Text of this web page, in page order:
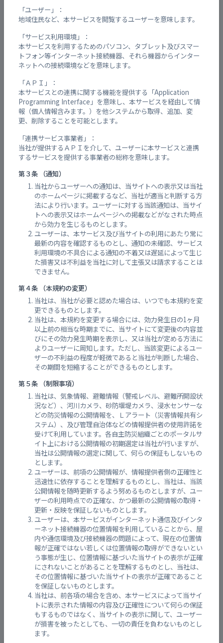
「ユーザー」：
地域住民など、本サービスを閲覧するユーザーを意味します。
「サービス利用環境」：
本サービスを利用するためのパソコン、タブレット及びスマー
トフォン等インターネット接続機器、それら機器からインター
ネットへの接続環境などを意味します。
「ＡＰＩ」：
本サービスとの連携に関する機能を提供する「Application
Programming Interface」を意味し、本サービスを経由して情
報（個人情報含みます。）を他システムから取得、追加、変
更、削除することを可能とします。
「連携サービス事業者」：
当社が提供するＡＰＩを介して、ユーザーに本サービスと連携
するサービスを提供する事業者の総称を意味します。
第３条 （通知）
当社からユーザーへの通知は、当サイトへの表示又は当社
のホームページに掲載するなど、当社が適当と判断する方
法により行います。ユーザーに対する当該通知は、当サイ
トへの表示又はホームページへの掲載などがなされた時点
から効力を生じるものとします。
ユーザーは、本サービス及び当サイトの利用にあたり常に
最新の内容を確認するものとし、通知の未確認、サービス
利用環境の不具合による通知の不着又は遅延によって生じ
た損害又は不利益を当社に対して主張又は請求することは
できません。
第４条 （本規約の変更）
当社は、当社が必要と認めた場合は、いつでも本規約を変
更できるものとします。
当社は、本規約を変更する場合には、効力発生日の1ヶ月
以上前の相当な時期までに、当サイトにて変更後の内容並
びにその効力発生時期を表示し、又は当社が定める方法に
よりユーザーに周知します。ただし、当該変更によるユー
ザーの不利益の程度が軽微であると当社が判断した場合、
その期間を短縮することができるものとします。
第５条 （制限事項）
当社は、気象情報、避難情報（警戒レベル、避難所開設状
況など）、河川カメラ、砂防堰堤カメラ、浸水センサーな
どの防災情報の公開情報を、Ｌアラート（災害情報共有シ
ステム）、及び管理自治体などの情報提供者の使用許諾を
受けて利用しています。各自主防災組織ごとのポータルサ
イト上における公開情報の初期選定は当社が行いますが、
当社は公開情報の選定に関して、何らの保証もしないもの
とします。
ユーザーは、前項の公開情報が、情報提供者側の正確性と
迅速性に依存することを理解するものとし、当社は、当該
公開情報を随時更新するよう努めるものとしますが、ユー
ザーの利用時点での正確な、かつ最新の公開情報の取得・
更新・反映を保証しないものとします。
ユーザーは、本サービスがインターネット通信及びインタ
ーネット接続機器の位置情報を利用していることから、屋
内や通信環境及び接続機器の問題によって、現在の位置情
報が正確ではない若しくは位置情報の取得ができないとい
う事態が生じ、位置情報に基づいた当サイトの表示が正確
にされないことがあることを理解するものとし、当社は、
その位置情報に基づいた当サイトの表示が正確であること
を保証しないものとします。
当社は、前各項の場合を含め、本サービスによって当サイ
トに表示された情報の内容及び正確性について何らの保証
もするものではなく、当サイトの表示に関して、ユーザー
が損害を被ったとしても、一切の責任を負わないものとし
ます。
千田小学校 閉鎖
盈進中・高等学校 閉鎖
幸千中学校（グラウンド） 閉鎖
芦田川見る視る館 閉鎖
神辺小学校 閉鎖
蔵王小学校 閉鎖
蔵王小学校（グラウンド） 閉鎖
広島県立福山誠之館高等学校（グラウンド）
神辺交流館 閉鎖
広島県立福山誠之館高等学校 閉鎖
久松台小学校 閉鎖
広島県立東高等学校 閉鎖
広島県立東高等学校（グラウンド） 閉鎖
久松台小学校（グラウンド） 閉鎖
桜丘交流館 閉鎖